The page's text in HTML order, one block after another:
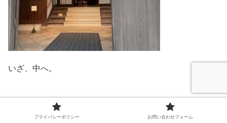
いざ、中へ。
プライバシーポリシー お問い合わせフォーム